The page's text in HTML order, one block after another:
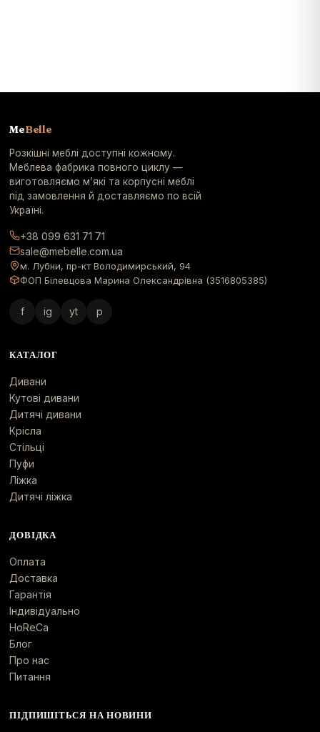
MeBelle
Розкішні меблі доступні кожному.
Меблева фабрика повного циклу —
виготовляємо м’які та корпусні меблі
під замовлення й доставляємо по всій
Україні.
+38 099 631 71 71
sale@mebelle.com.ua
м. Лубни, пр-кт Володимирський, 94
ФОП Білевцова Марина Олександрівна (3516805385)
f ig yt p
КАТАЛОГ
Дивани
Кутові дивани
Дитячі дивани
Крісла
Стільці
Пуфи
Ліжка
Дитячі ліжка
ДОВІДКА
Оплата
Доставка
Гарантія
Індивідуально
HoReCa
Блог
Про нас
Питання
ПІДПИШІТЬСЯ НА НОВИНИ